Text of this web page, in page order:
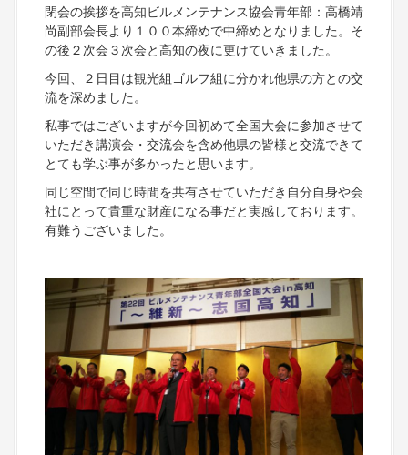
閉会の挨拶を高知ビルメンテナンス協会青年部：高橋靖
尚副部会長より１００本締めで中締めとなりました。そ
の後２次会３次会と高知の夜に更けていきました。
今回、２日目は観光組ゴルフ組に分かれ他県の方との交
流を深めました。
私事ではございますが今回初めて全国大会に参加させて
いただき講演会・交流会を含め他県の皆様と交流できて
とても学ぶ事が多かったと思います。
同じ空間で同じ時間を共有させていただき自分自身や会
社にとって貴重な財産になる事だと実感しております。
有難うございました。